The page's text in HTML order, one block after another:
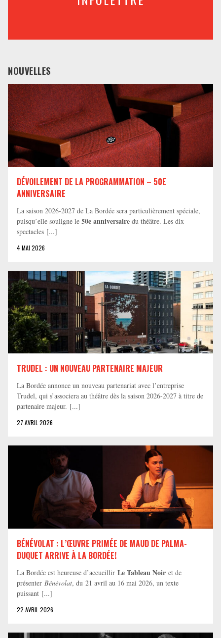
NOUVELLES
DÉVOILEMENT DE LA PROGRAMMATION – 50E
ANNIVERSAIRE
La saison 2026-2027 de La Bordée sera particulièrement spéciale,
puisqu’elle souligne le 50e anniversaire du théâtre. Les dix
spectacles [...]
4 MAI 2026
TRUDEL : UN NOUVEAU PARTENAIRE MAJEUR
La Bordée annonce un nouveau partenariat avec l’entreprise
Trudel, qui s’associera au théâtre dès la saison 2026-2027 à titre de
partenaire majeur. [...]
27 AVRIL 2026
BÉNÉVOLAT : L’ŒUVRE PRIMÉE DE MAUD DE PALMA-
DUQUET ARRIVE À LA BORDÉE!
La Bordée est heureuse d’accueillir Le Tableau Noir et de
présenter Bénévolat, du 21 avril au 16 mai 2026, un texte
puissant [...]
22 AVRIL 2026